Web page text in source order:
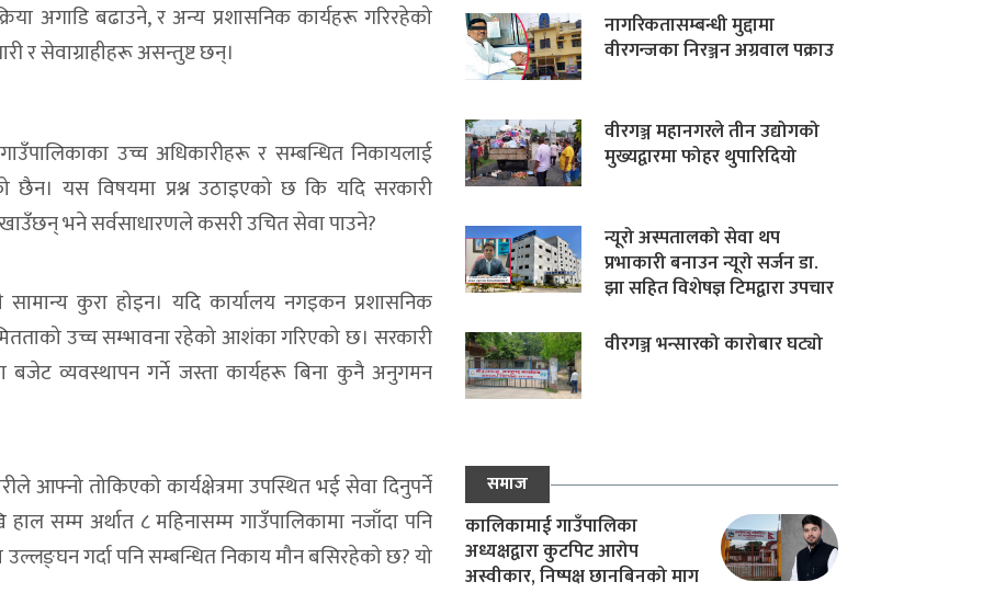
अगाडि बढाउने, र अन्य प्रशासनिक कार्यहरू गरिरहेको
र सेवाग्राहीहरू असन्तुष्ट छन्।
उच्च अधिकारीहरू र सम्बन्धित निकायलाई
छैन। यस विषयमा प्रश्न उठाइएको छ कि यदि सरकारी
भने सर्वसाधारणले कसरी उचित सेवा पाउने?
कुरा होइन। यदि कार्यालय नगइकन प्रशासनिक
उच्च सम्भावना रहेको आशंका गरिएको छ। सरकारी
बजेट व्यवस्थापन गर्ने जस्ता कार्यहरू बिना कुनै अनुगमन
आफ्नो तोकिएको कार्यक्षेत्रमा उपस्थित भई सेवा दिनुपर्ने
सम्म अर्थात ८ महिनासम्म गाउँपालिकामा नजाँदा पनि
गर्दा पनि सम्बन्धित निकाय मौन बसिरहेको छ? यो
नागरिकतासम्बन्धी मुद्दामा
वीरगन्जका निरञ्जन अग्रवाल पक्राउ
वीरगञ्ज महानगरले तीन उद्योगको
मुख्यद्वारमा फोहर थुपारिदियो
न्यूरो अस्पतालको सेवा थप
प्रभाकारी बनाउन न्यूरो सर्जन डा.
झा सहित विशेषज्ञ टिमद्वारा उपचार
वीरगञ्ज भन्सारको कारोबार घट्यो
समाज
कालिकामाई गाउँपालिका
अध्यक्षद्वारा कुटपिट आरोप
अस्वीकार, निष्पक्ष छानबिनको माग